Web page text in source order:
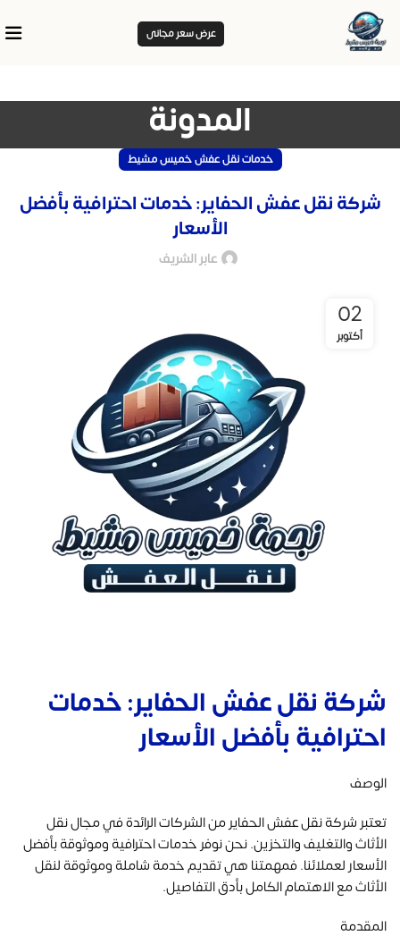
عرض سعر مجانى
المدونة
خدمات نقل عفش خميس مشيط
شركة نقل عفش الحفاير: خدمات احترافية بأفضل
الأسعار
عابر الشريف
02
أكتوبر
شركة نقل عفش الحفاير: خدمات
احترافية بأفضل الأسعار
الوصف
تعتبر شركة نقل عفش الحفاير من الشركات الرائدة في مجال نقل
الأثاث والتغليف والتخزين. نحن نوفر خدمات احترافية وموثوقة بأفضل
الأسعار لعملائنا. فمهمتنا هي تقديم خدمة شاملة وموثوقة لنقل
الأثاث مع الاهتمام الكامل بأدق التفاصيل.
المقدمة